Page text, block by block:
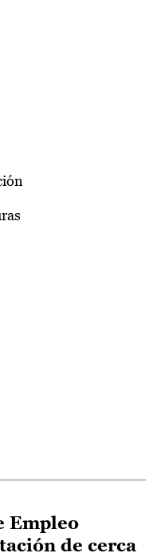
Empleo
de cerca